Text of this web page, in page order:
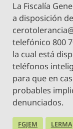
La Fiscalía
a disposición
telefónico 800
la cual está
teléfonos
para que en
probables
denunciados.
FGJEM LERMA